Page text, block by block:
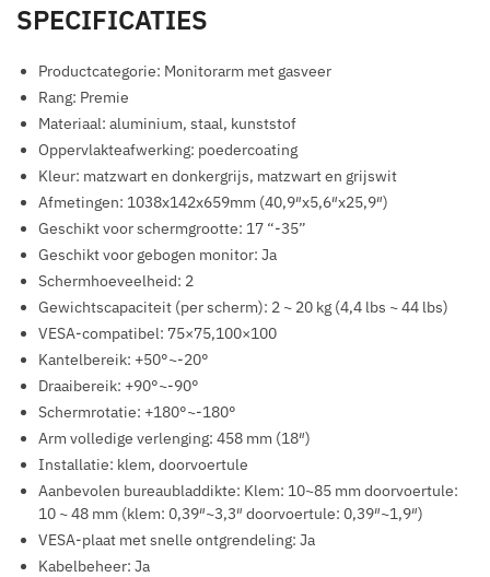
SPECIFICATIES
Productcategorie: Monitorarm met gasveer
Rang: Premie
Materiaal: aluminium, staal, kunststof
Oppervlakteafwerking: poedercoating
Kleur: matzwart en donkergrijs, matzwart en grijswit
Afmetingen: 1038x142x659mm (40,9″x5,6″x25,9″)
Geschikt voor schermgrootte: 17 “-35”
Geschikt voor gebogen monitor: Ja
Schermhoeveelheid: 2
Gewichtscapaciteit (per scherm): 2 ~ 20 kg (4,4 lbs ~ 44 lbs)
VESA-compatibel: 75×75,100×100
Kantelbereik: +50°~-20°
Draaibereik: +90°~-90°
Schermrotatie: +180°~-180°
Arm volledige verlenging: 458 mm (18″)
Installatie: klem, doorvoertule
Aanbevolen bureaubladdikte: Klem: 10~85 mm doorvoertule:
10 ~ 48 mm (klem: 0,39″~3,3″ doorvoertule: 0,39″~1,9″)
VESA-plaat met snelle ontgrendeling: Ja
Kabelbeheer: Ja